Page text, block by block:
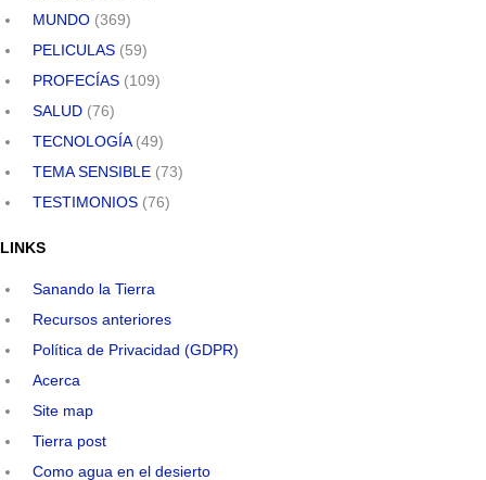
MUNDO (369)
PELICULAS (59)
PROFECÍAS (109)
SALUD (76)
TECNOLOGÍA(49)
TEMA SENSIBLE (73)
TESTIMONIOS (76)
LINKS
Sanando la Tierra
Recursos anteriores
Política de Privacidad (GDPR)
Acerca
Site map
Tierra post
Como agua en el desierto